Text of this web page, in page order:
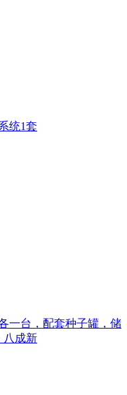
统1套
一台，配套种子罐，储
八成新